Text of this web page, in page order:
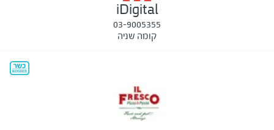
iDigital
03-9005355
קומה שניה